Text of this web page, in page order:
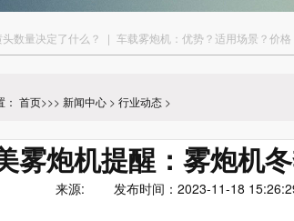
数量决定了什么？ | 车载雾炮机：优势？适用场景？价格
首页>>> 新闻中心 > 行业动态 >
雾炮机提醒：雾炮机
来源: 发布时间：2023-11-18